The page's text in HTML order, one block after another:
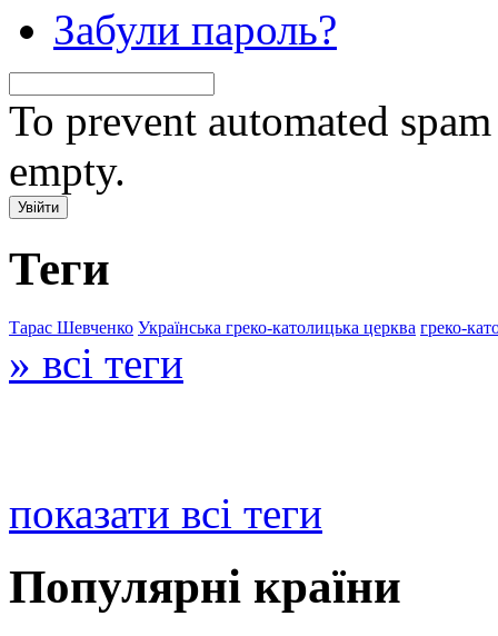
Забули пароль?
To prevent automated
empty.
Теги
Тарас Шевченко Українська греко-католицька церква греко-
» всі теги
показати всі теги
Популярні країни